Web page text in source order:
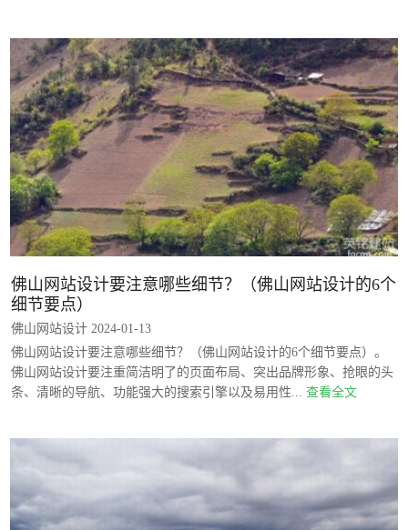
佛山网站设计要注意哪些细节？（佛山网站设计的6个
细节要点）
佛山网站设计 2024-01-13
佛山网站设计要注意哪些细节？（佛山网站设计的6个细节要点）。
佛山网站设计要注重简洁明了的页面布局、突出品牌形象、抢眼的头
条、清晰的导航、功能强大的搜索引擎以及易用性... 查看全文